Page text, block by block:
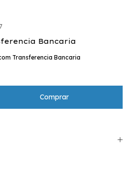
Bancaria
Transferencia Bancaria